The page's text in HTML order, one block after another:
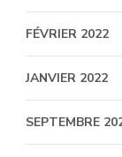
FÉVRIER 2022
JANVIER 2022
SEPTEMBRE